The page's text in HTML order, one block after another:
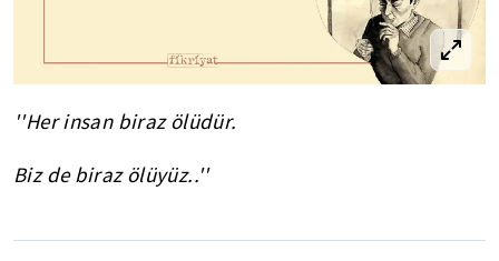
''Her insan biraz ölüdür.
Biz de biraz ölüyüz..''